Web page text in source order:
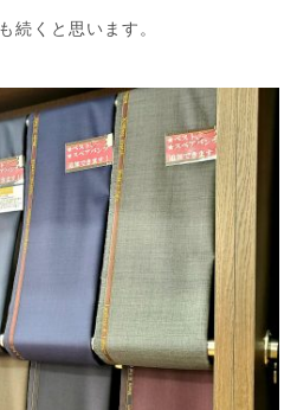
続くと思います。